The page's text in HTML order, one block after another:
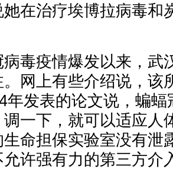
在治疗埃博拉病毒和
病毒疫情爆发以来，武
网上有些介绍说，该
年发表的论文说，蝙
一下，就可以适应人
命担保实验室没有泄
许强有力的第三方介